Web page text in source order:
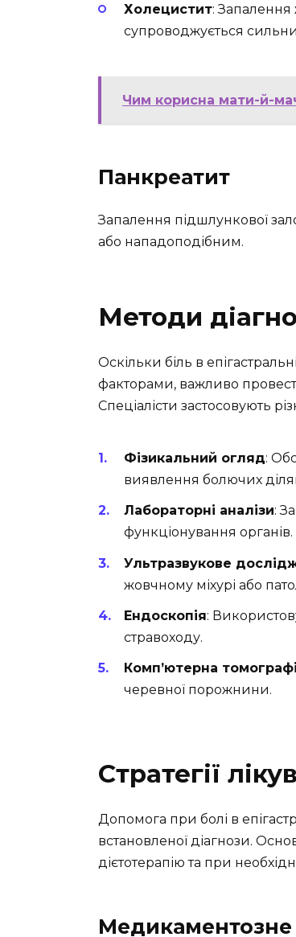
Холецистит: Запалення
супроводжується
Чим корисна мати-й-
Панкреатит
Запалення підшлункової
або нападоподібним.
Методи
Оскільки біль в
факторами, важливо
Спеціалісти застосовують
Фізикальний огляд:
виявлення болючих
Лабораторні аналізи:
функціонування органів.
Ультразвукове
жовчному міхурі або
Ендоскопія:
стравоходу.
Комп’ютерна
черевної порожнини.
Стратегії
Допомога при болі в
встановленої діагнози.
дієтотерапію та при
Медикаментозне